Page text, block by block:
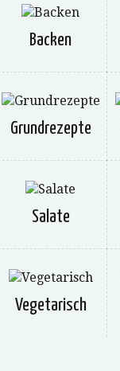
Backen
Grundrezepte
Salate
Vegetarisch